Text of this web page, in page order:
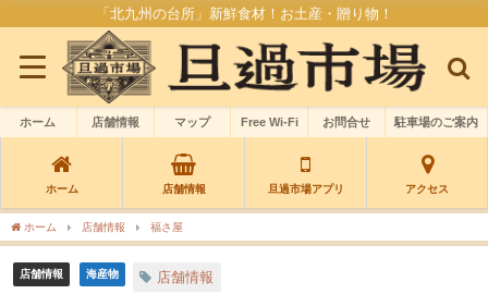
「北九州の台所」新鮮食材！お土産・贈り物！
ホーム 店舗情報 マップ Free Wi-Fi お問合せ 駐車場のご案内
ホーム 店舗情報 旦過市場アプリ アクセス
ホーム 店舗情報 福さ屋
店舗情報 海産物 店舗情報